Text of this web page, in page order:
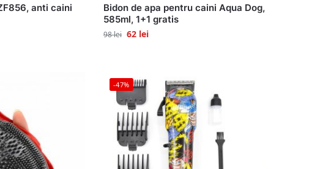
anti caini
Bidon de apa pentru caini Aqua Dog,
585ml, 1+1 gratis
98lei 62 lei
-47%